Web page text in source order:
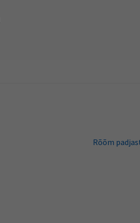
Järgmine
Rõõm